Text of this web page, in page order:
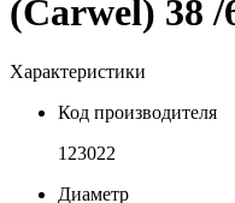
(Carwel) 38 /
Характеристики
Код производителя
123022
Диаметр